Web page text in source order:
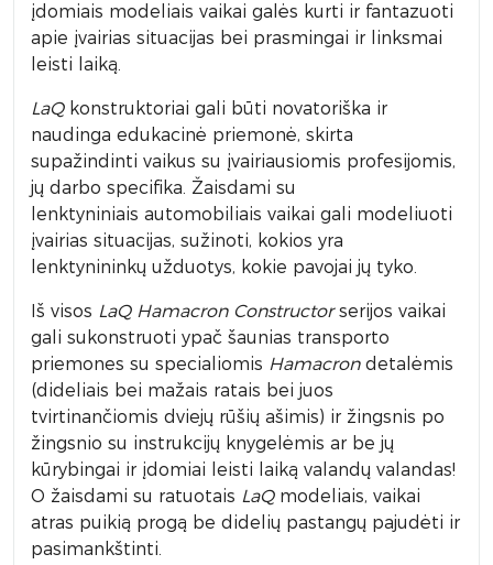
įdomiais modeliais vaikai galės kurti ir fantazuoti
apie įvairias situacijas bei prasmingai ir linksmai
leisti laiką.
LaQkonstruktoriai gali būti novatoriška ir
naudinga edukacinė priemonė, skirta
supažindinti vaikus su įvairiausiomis profesijomis,
jų darbo specifika. Žaisdami su
lenktyniniais automobiliais vaikai gali modeliuoti
įvairias situacijas, sužinoti, kokios yra
lenktynininkų užduotys, kokie pavojai jų tyko.
Iš visos LaQ Hamacron Constructorserijos vaikai
gali sukonstruoti ypač šaunias transporto
priemones su specialiomis Hamacrondetalėmis
(dideliais bei mažais ratais bei juos
tvirtinančiomis dviejų rūšių ašimis) ir žingsnis po
žingsnio su instrukcijų knygelėmis ar be jų
kūrybingai ir įdomiai leisti laiką valandų valandas!
O žaisdami su ratuotais LaQmodeliais, vaikai
atras puikią progą be didelių pastangų pajudėti ir
pasimankštinti.